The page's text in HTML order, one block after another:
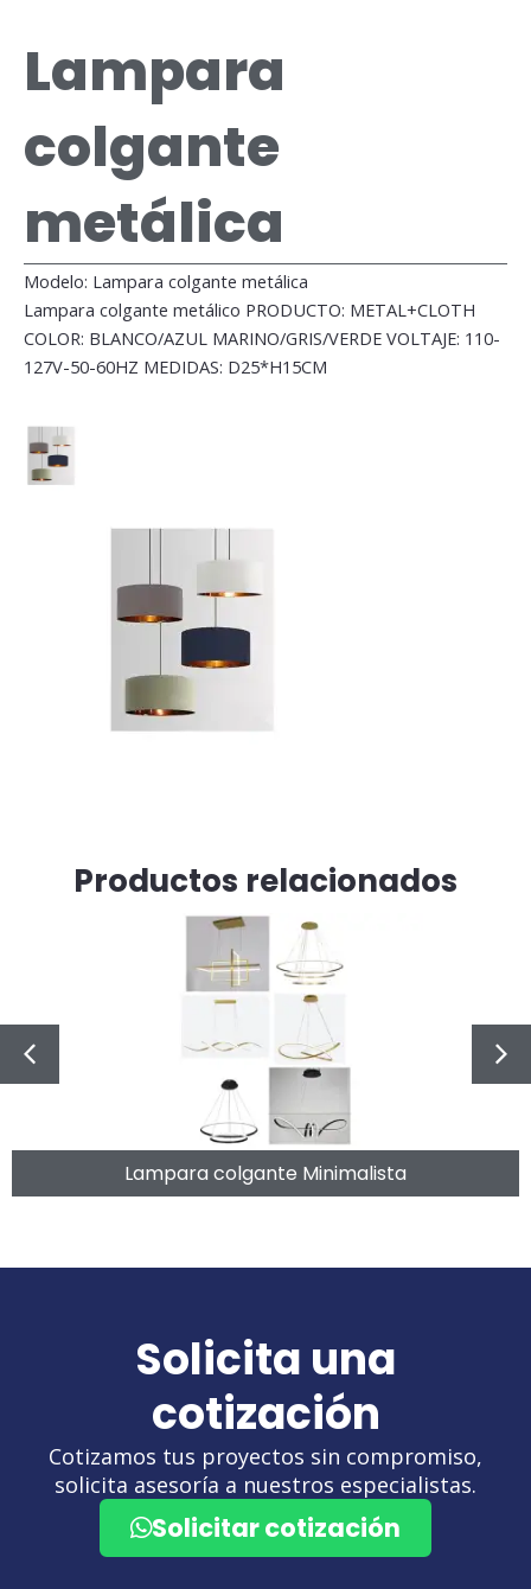
Lampara
colgante
metálica
Modelo: Lampara colgante metálica
Lampara colgante metálico PRODUCTO: METAL+CLOTH
COLOR: BLANCO/AZUL MARINO/GRIS/VERDE VOLTAJE: 110-
127V-50-60HZ MEDIDAS: D25*H15CM
Productos relacionados
Lampara colgante Minimalista
Solicita una
cotización
Cotizamos tus proyectos sin compromiso,
solicita asesoría a nuestros especialistas.
Solicitar cotización